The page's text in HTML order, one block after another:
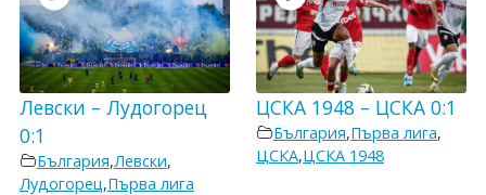
Левски – Лудогорец
0:1
България,Левски,
Лудогорец,Първа лига
ЦСКА 1948 – ЦСКА 0:1
България,Първа лига,
ЦСКА,ЦСКА 1948